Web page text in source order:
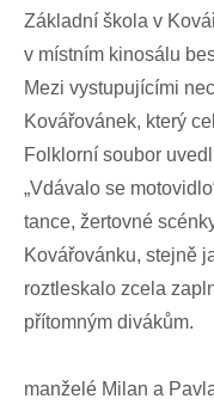
Základní škola v
v místním kinosálu
Mezi vystupujícími
Kovářovánek, který
Folklorní soubor
„Vdávalo se
tance, žertovné
Kovářovánku, stejně
roztleskalo zcela
přítomným divákům.
manželé Milan a